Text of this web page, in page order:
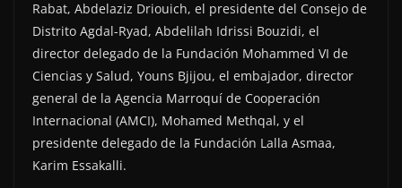
Rabat, Abdelaziz Driouich, el presidente del Consejo de
Distrito Agdal-Ryad, Abdelilah Idrissi Bouzidi, el
director delegado de la Fundación Mohammed VI de
Ciencias y Salud, Youns Bjijou, el embajador, director
general de la Agencia Marroquí de Cooperación
Internacional (AMCI), Mohamed Methqal, y el
presidente delegado de la Fundación Lalla Asmaa,
Karim Essakalli.